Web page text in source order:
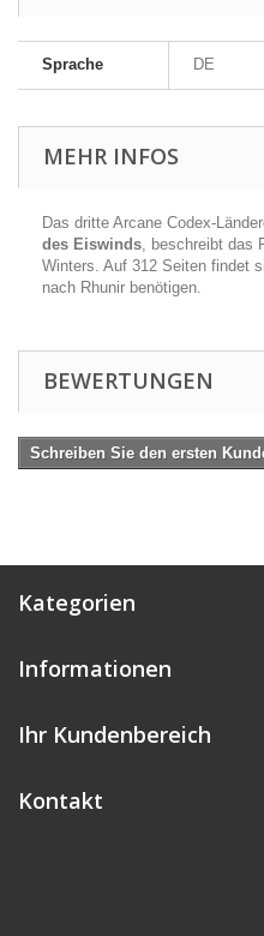
Sprache DE
MEHR INFOS
Das dritte Arcane Codex-
des Eiswinds, beschreibt das
Winters. Auf 312 Seiten findet
nach Rhunir benötigen.
BEWERTUNGEN
Schreiben Sie den ersten
Kategorien
Informationen
Ihr Kundenbereich
Kontakt